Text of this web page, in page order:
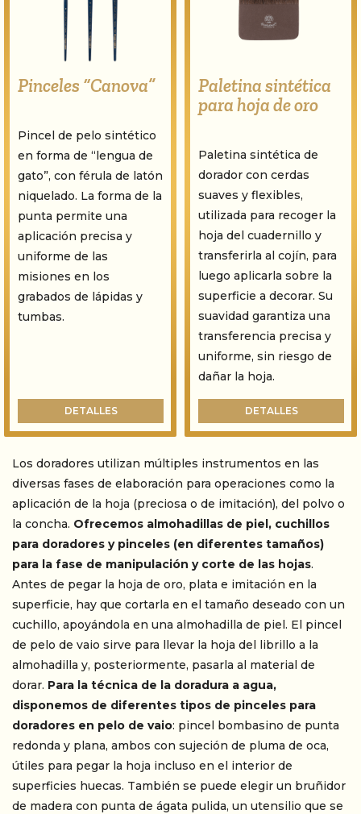
Pinceles “Canova”
Pincel de pelo sintético
en forma de “lengua de
gato”, con férula de latón
niquelado. La forma de la
punta permite una
aplicación precisa y
uniforme de las
misiones en los
grabados de lápidas y
tumbas.
DETALLES
Paletina sintética
para hoja de oro
Paletina sintética de
dorador con cerdas
suaves y flexibles,
utilizada para recoger la
hoja del cuadernillo y
transferirla al cojín, para
luego aplicarla sobre la
superficie a decorar. Su
suavidad garantiza una
transferencia precisa y
uniforme, sin riesgo de
dañar la hoja.
DETALLES
Los doradores utilizan múltiples instrumentos en las
diversas fases de elaboración para operaciones como la
aplicación de la hoja (preciosa o de imitación), del polvo o
la concha. Ofrecemos almohadillas de piel, cuchillos
para doradores y pinceles (en diferentes tamaños)
para la fase de manipulación y corte de las hojas.
Antes de pegar la hoja de oro, plata e imitación en la
superficie, hay que cortarla en el tamaño deseado con un
cuchillo, apoyándola en una almohadilla de piel. El pincel
de pelo de vaio sirve para llevar la hoja del librillo a la
almohadilla y, posteriormente, pasarla al material de
dorar. Para la técnica de la doradura a agua,
disponemos de diferentes tipos de pinceles para
doradores en pelo de vaio: pincel bombasino de punta
redonda y plana, ambos con sujeción de pluma de oca,
útiles para pegar la hoja incluso en el interior de
superficies huecas. También se puede elegir un bruñidor
de madera con punta de ágata pulida, un utensilio que se